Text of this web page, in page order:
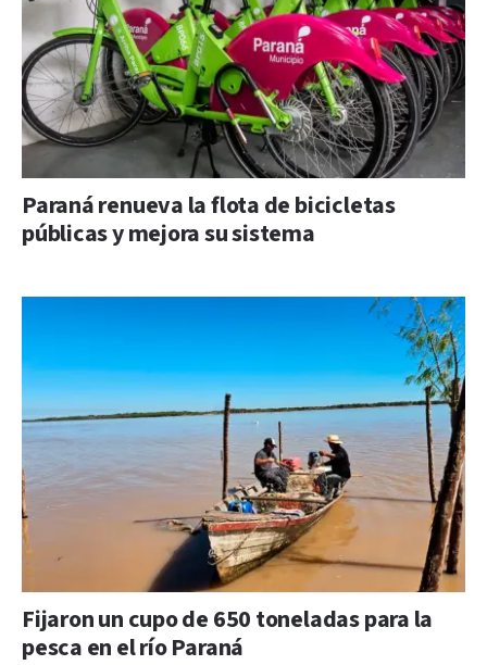
Paraná renueva la flota de bicicletas
públicas y mejora su sistema
Fijaron un cupo de 650 toneladas para la
pesca en el río Paraná